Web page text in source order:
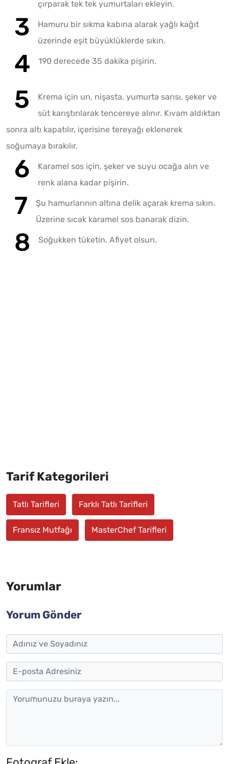
çırparak tek tek yumurtaları ekleyin.
Hamuru bir sıkma kabına alarak yağlı kağıt
üzerinde eşit büyüklüklerde sıkın.
190 derecede 35 dakika pişirin.
Krema için un, nişasta, yumurta sarısı, şeker ve
süt karıştırılarak tencereye alınır. Kıvam aldıktan
sonra altı kapatılır, içerisine tereyağı eklenerek
soğumaya bırakılır.
Karamel sos için, şeker ve suyu ocağa alın ve
renk alana kadar pişirin.
Şu hamurlarının altına delik açarak krema sıkın.
Üzerine sıcak karamel sos banarak dizin.
Soğukken tüketin. Afiyet olsun.
Tarif Kategorileri
Tatlı Tarifleri Farklı Tatlı Tarifleri
Fransız Mutfağı MasterChef Tarifleri
Yorumlar
Yorum Gönder